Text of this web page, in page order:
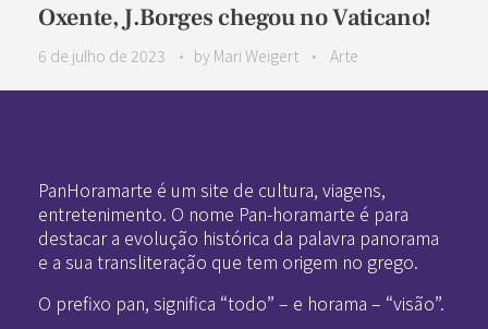
Oxente, J.Borges chegou no Vaticano!
6 de julho de 2023 by Mari Weigert Arte
PanHoramarte é um site de cultura, viagens,
entretenimento. O nome Pan-horamarte é para
destacar a evolução histórica da palavra panorama
e a sua transliteração que tem origem no grego.
O prefixo pan, significa “todo” – e horama – “visão”.